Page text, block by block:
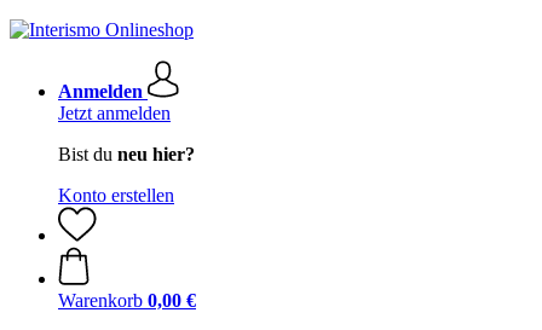
Anmelden
Jetzt anmelden
Bist du neu hier?
Konto erstellen
Warenkorb 0,00 €